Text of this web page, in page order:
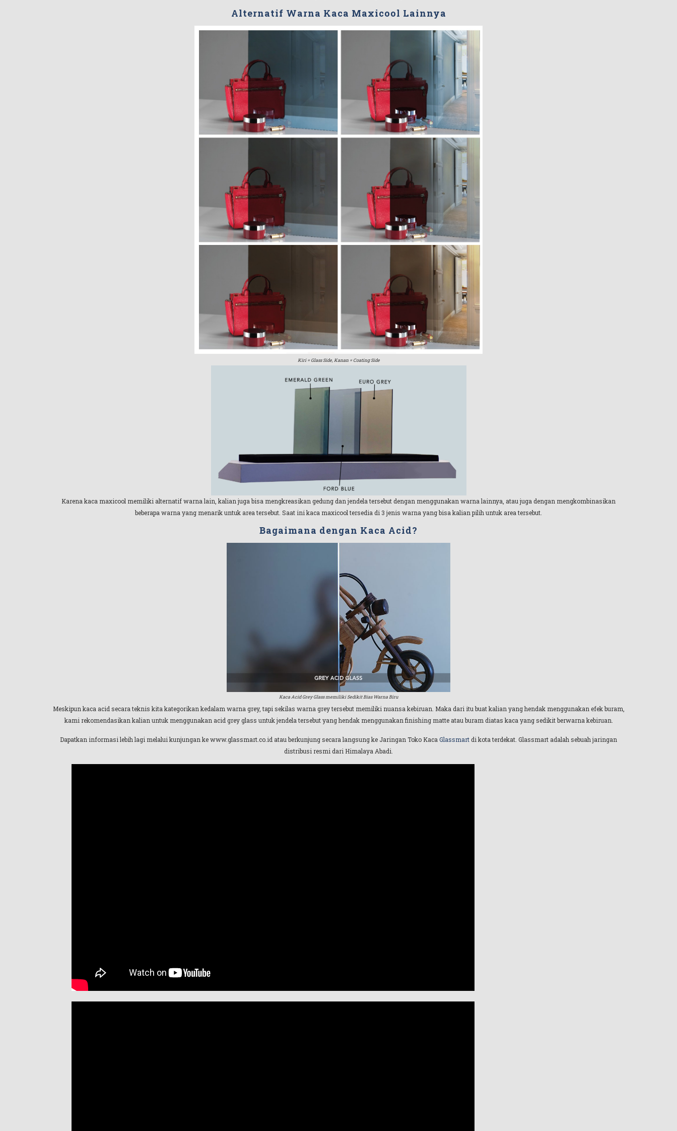
Alternatif Warna Kaca Maxicool Lainnya
Kiri = Glass Side, Kanan = Coating Side
Karena kaca maxicool memiliki alternatif warna lain, kalian juga bisa mengkreasikan gedung dan jendela tersebut dengan menggunakan warna lainnya, atau juga dengan mengkombinasikan
beberapa warna yang menarik untuk area tersebut. Saat ini kaca maxicool tersedia di 3 jenis warna yang bisa kalian pilih untuk area tersebut.
Bagaimana dengan Kaca Acid?
Kaca Acid Grey Glass memiliki Sedikit Bias Warna Biru
Meskipun kaca acid secara teknis kita kategorikan kedalam warna grey, tapi sekilas warna grey tersebut memiliki nuansa kebiruan. Maka dari itu buat kalian yang hendak menggunakan efek buram,
kami rekomendasikan kalian untuk menggunakan acid grey glass untuk jendela tersebut yang hendak menggunakan finishing matte atau buram diatas kaca yang sedikit berwarna kebiruan.
Dapatkan informasi lebih lagi melalui kunjungan ke www.glassmart.co.id atau berkunjung secara langsung ke Jaringan Toko Kaca Glassmartdi kota terdekat. Glassmart adalah sebuah jaringan
distribusi resmi dari Himalaya Abadi.